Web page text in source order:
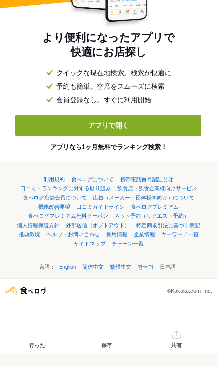
より便利になったアプリで
快適にお店探し
クイックな現在地検索。検索が快適に
予約も簡単。空席をスムーズに検索
会員登録なし。すぐに利用開始
アプリで開く
アプリなら1ヶ月無料でランキング検索！
利用規約 食べログについて
携帯電話番号認証とは
口コミ・ランキングに対する取り組み
飲食店・飲食企業様向けサービス
食べログ店舗会員について
広告（メーカー・団体様等向け）について
機能改善要望
口コミガイドライン
食べログプレミアム
食べログプレミアム無料クーポン
ネット予約（リクエスト予約）
個人情報保護方針
外部送信（オプトアウト）
特定商取引法に基づく表記
推奨環境
ヘルプ・お問い合わせ 採用情報 企業情報
キーワード一覧
サイトマップ
チェーン一覧
言語： English 简体中文 繁體中文 한국어 日本語
©Kakaku.com, Inc.
行った 保存 共有